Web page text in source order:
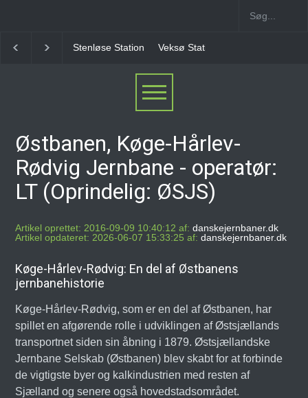
Veksø Station Måløv Station
Østbanen, Køge-Hårlev-
Rødvig Jernbane - operatør:
LT (Oprindelig: ØSJS)
Artikel oprettet: 2016-09-09 10:40:12 af: danskejernbaner.dk
Artikel opdateret: 2026-06-07 15:33:25 af: danskejernbaner.dk
Køge-Hårlev-Rødvig: En del af Østbanens
jernbanehistorie
Køge-Hårlev-Rødvig, som er en del af Østbanen, har
spillet en afgørende rolle i udviklingen af Østsjællands
transportnet siden sin åbning i 1879. Østsjællandske
Jernbane Selskab (Østbanen) blev skabt for at forbinde
de vigtigste byer og kalkindustrien med resten af
Sjælland og senere også hovedstadsområdet.